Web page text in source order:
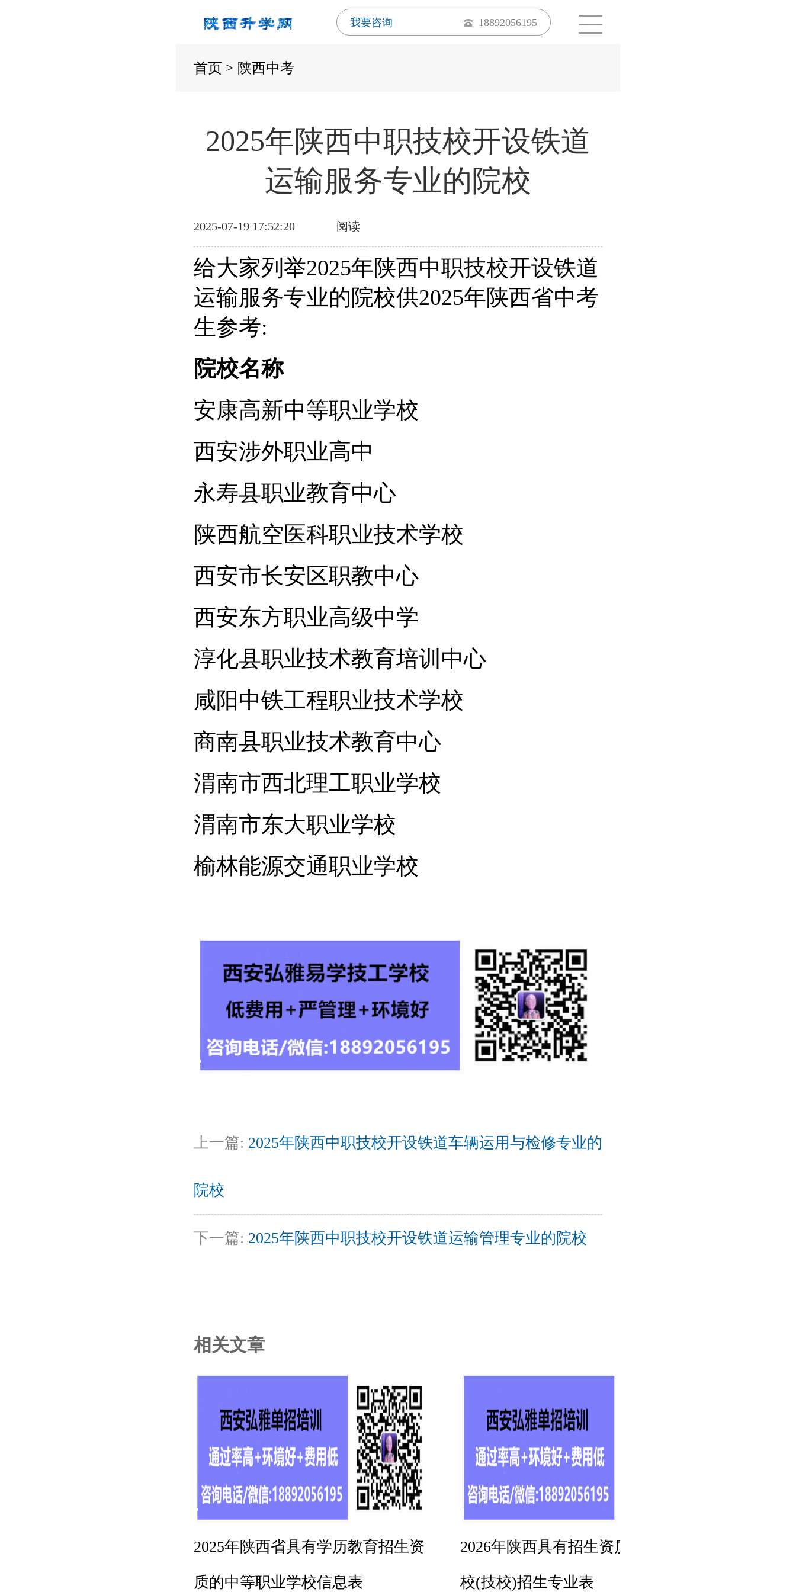
我要咨询 18892056195
首页 > 陕西中考
2025年陕西中职技校开设铁道
运输服务专业的院校
2025-07-19 17:52:20 阅读
给大家列举2025年陕西中职技校开设铁道
运输服务专业的院校供2025年陕西省中考
生参考:
院校名称
安康高新中等职业学校
西安涉外职业高中
永寿县职业教育中心
陕西航空医科职业技术学校
西安市长安区职教中心
西安东方职业高级中学
淳化县职业技术教育培训中心
咸阳中铁工程职业技术学校
商南县职业技术教育中心
渭南市西北理工职业学校
渭南市东大职业学校
榆林能源交通职业学校
上一篇: 2025年陕西中职技校开设铁道车辆运用与检修专业的
院校
下一篇: 2025年陕西中职技校开设铁道运输管理专业的院校
相关文章
2025年陕西省具有学历教育招生资
质的中等职业学校信息表
2026年陕西具有招生资质的技工院
校(技校)招生专业表